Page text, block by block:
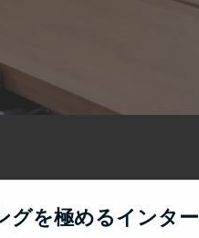
グを極めるインター